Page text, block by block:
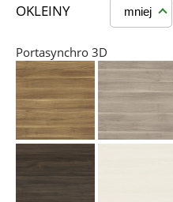
OKLEINY mniej
Portasynchro 3D